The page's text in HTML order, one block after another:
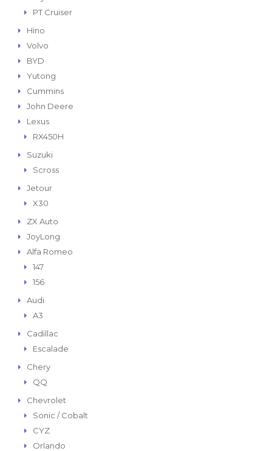
PT Cruiser
Hino
Volvo
BYD
Yutong
Cummins
John Deere
Lexus
RX450H
Suzuki
Scross
Jetour
X30
ZX Auto
JoyLong
Alfa Romeo
147
156
Audi
A3
Cadillac
Escalade
Chery
QQ
Chevrolet
Sonic / Cobalt
CYZ
Orlando